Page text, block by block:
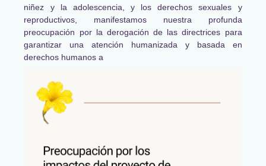
niñez y la adolescencia, y los derechos sexuales y
reproductivos, manifestamos nuestra profunda
preocupación por la derogación de las directrices para
garantizar una atención humanizada y basada en
derechos humanos a